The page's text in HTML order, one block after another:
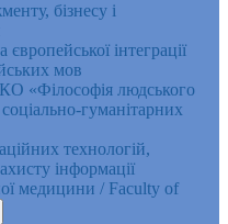
бізнесу і
інтеграції
мов
«Філософія людського
гуманітарних
технологій,
інформації
медицини / Faculty of